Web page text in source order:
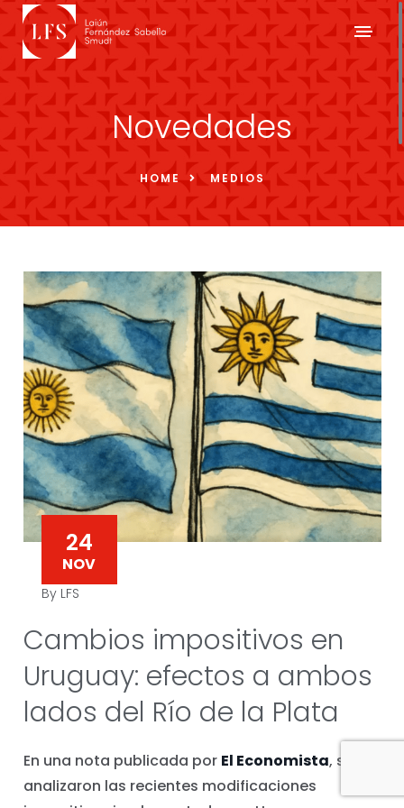
Novedades
HOME MEDIOS
24
NOV
By LFS
Cambios impositivos en
Uruguay: efectos a ambos
lados del Río de la Plata
En una nota publicada por El Economista, se
analizaron las recientes modificaciones